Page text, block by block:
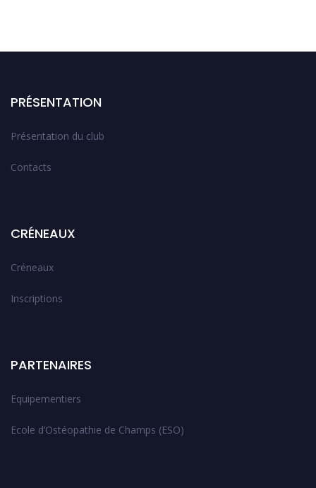
PRÉSENTATION
Présentation du club
Contacts
CRÉNEAUX
Créneaux
Inscriptions
PARTENAIRES
Equipementiers
Ecole d’Ostéopathie de Champs (ESO)